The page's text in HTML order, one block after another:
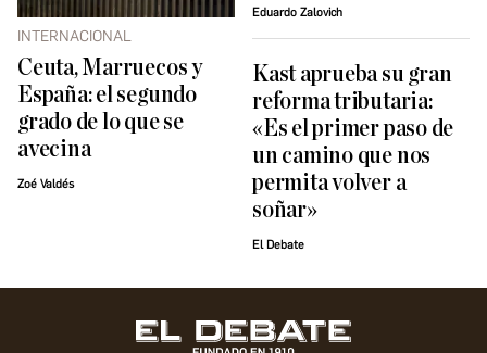
INTERNACIONAL
Ceuta, Marruecos y
España: el segundo
grado de lo que se
avecina
Zoé Valdés
Eduardo Zalovich
Kast aprueba su gran
reforma tributaria:
«Es el primer paso de
un camino que nos
permita volver a
soñar»
El Debate